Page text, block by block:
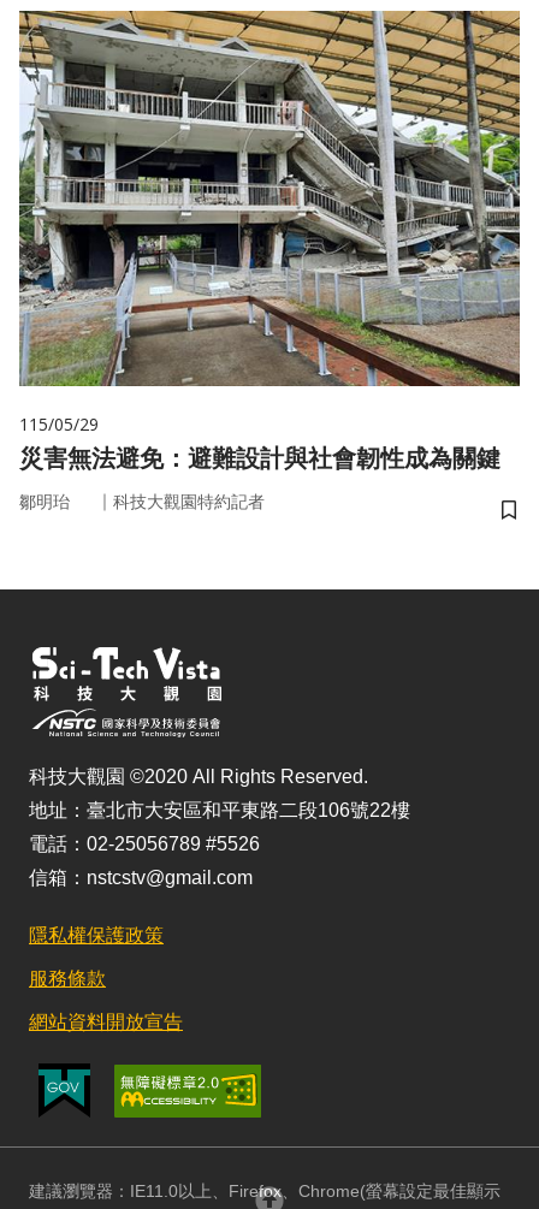
115/05/29
災害無法避免：避難設計與社會韌性成為關鍵
鄒明珆 ｜ 科技大觀園特約記者
儲
科技大觀園 ©2020 All Rights Reserved.
地址：臺北市大安區和平東路二段106號22樓
電話：02-25056789 #5526
信箱：nstcstv@gmail.com
隱私權保護政策
服務條款
網站資料開放宣告
建議瀏覽器：IE11.0以上、Firefox、Chrome(螢幕設定最佳顯示
回頂部